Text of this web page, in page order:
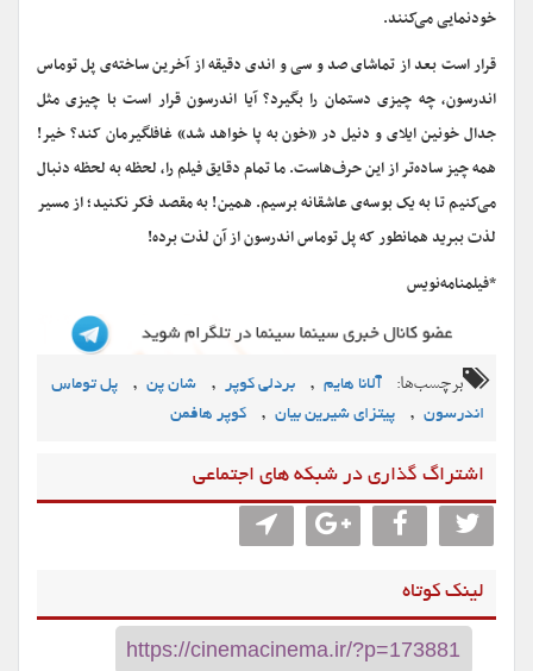
خودنمایی می‌کنند.
قرار است بعد از تماشای صد و سی و اندی دقیقه از آخرین ساخته‌ی پل توماس
اندرسون، چه چیزی دستمان را بگیرد؟ آیا اندرسون قرار است با چیزی مثل
جدال خونین ایلای و دنیل در «خون به پا خواهد شد» غافلگیرمان کند؟ خیر!
همه چیز ساده‌تر از این حرف‌هاست. ما تمام دقایق فیلم را، لحظه به لحظه دنبال
می‌کنیم تا به یک بوسه‌ی عاشقانه برسیم. همین! به مقصد فکر نکنید؛ از مسیر
لذت ببرید همانطور که پل توماس اندرسون از آن لذت برده!
*فیلمنامه‌نویس
برچسب‌ها: آلانا هایم , بردلی کوپر , شان پن ,
پل توماس
اندرسون , پیتزای شیرین بیان , کوپر هافمن
اشتراگ گذاری در شبکه های اجتماعی
لینک کوتاه